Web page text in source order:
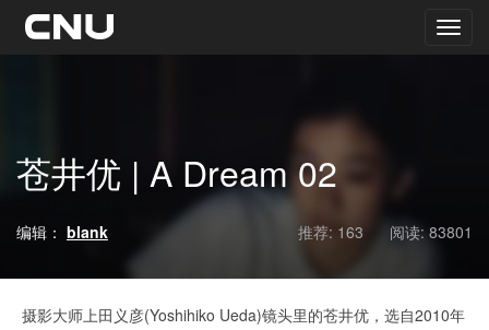
苍井优 | A Dream 02
编辑： blank 推荐: 163 阅读: 83801
摄影大师上田义彦(Yoshihiko Ueda)镜头里的苍井优，选自2010年